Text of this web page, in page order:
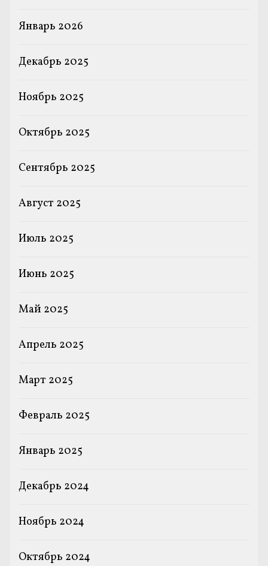
Январь 2026
Декабрь 2025
Ноябрь 2025
Октябрь 2025
Сентябрь 2025
Август 2025
Июль 2025
Июнь 2025
Май 2025
Апрель 2025
Март 2025
Февраль 2025
Январь 2025
Декабрь 2024
Ноябрь 2024
Октябрь 2024